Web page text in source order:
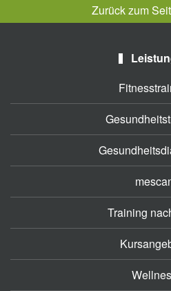
Zurück zum
Training